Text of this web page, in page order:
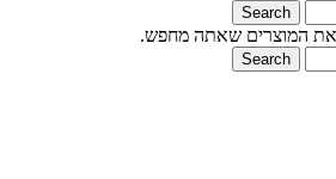
Search
את המוצרים שאתה מחפש.
Search